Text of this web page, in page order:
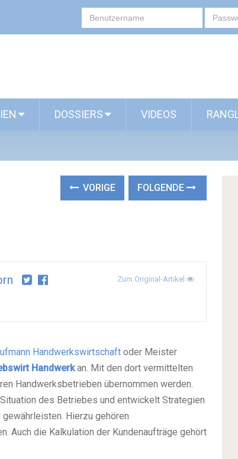
DOSSIERS VIDEOS
VORIGE FOLGENDE
Zum Original-Artikel
Handwerkswirtschaft oder Meister
Handwerkan. Mit den dort vermittelten
Handwerksbetrieben übernommen werden.
des Betriebes und entwickelt Strategien
Hierzu gehören
Auch die Kalkulation der Kundenaufträge gehört